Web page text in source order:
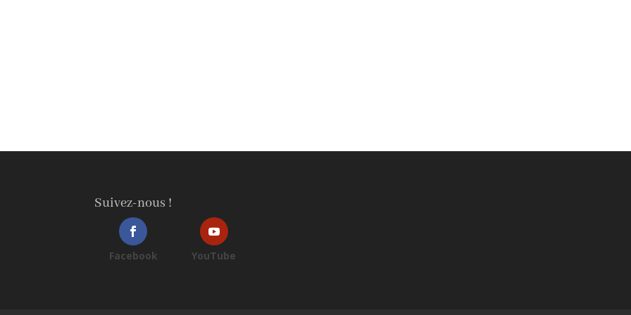
Suivez-nous !
Facebook YouTube